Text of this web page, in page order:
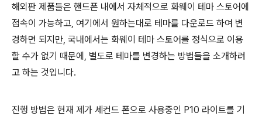
해외판 제품들은 핸드폰 내에서 자체적으로 화웨이 테마 스토어에
접속이 가능하고, 여기에서 원하는대로 테마를 다운로드 하여 변
경하면 되지만, 국내에서는 화웨이 테마 스토어를 정식으로 이용
할 수가 없기 때문에, 별도로 테마를 변경하는 방법들을 소개하려
고 하는 것입니다.
진행 방법은 현재 제가 세컨드 폰으로 사용중인 P10 라이트를 기